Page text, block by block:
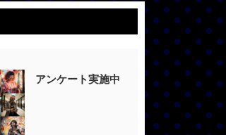
アンケート実施中